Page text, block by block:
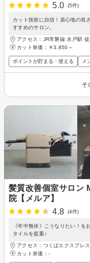
5.0
(5件)
カット技術に自信！居心地の良
すすめのサロン。
アクセス：JR常磐線 水戸駅
カット単価： ￥3,850～
ポイントが貯まる・使える メ
そ
髪質改善個室サロン
院【メルア】
4.8
(4件)
《年中無休》こうなりたい！
タイルを提案♪
アクセス：つくばエクスプレ
カット単価： -